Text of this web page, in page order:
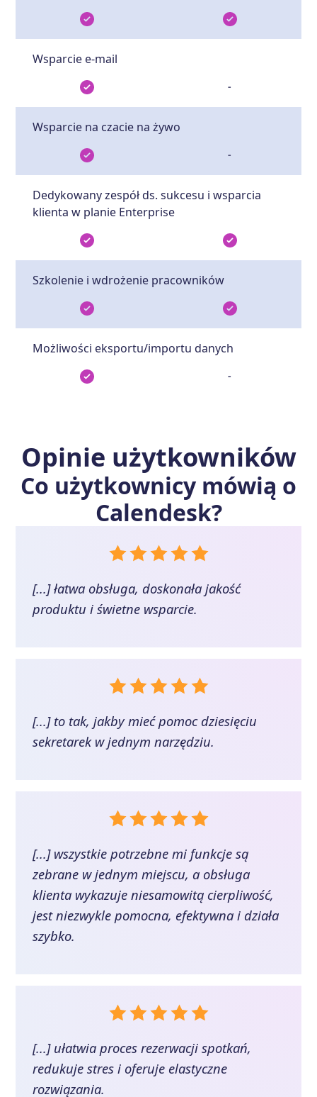
Wsparcie e-mail
-
Wsparcie na czacie na żywo
-
Dedykowany zespół ds. sukcesu i wsparcia
klienta w planie Enterprise
Szkolenie i wdrożenie pracowników
Możliwości eksportu/importu danych
-
Opinie użytkowników
Co użytkownicy mówią o
Calendesk?
[...] łatwa obsługa, doskonała jakość
produktu i świetne wsparcie.
[...] to tak, jakby mieć pomoc dziesięciu
sekretarek w jednym narzędziu.
[...] wszystkie potrzebne mi funkcje są
zebrane w jednym miejscu, a obsługa
klienta wykazuje niesamowitą cierpliwość,
jest niezwykle pomocna, efektywna i działa
szybko.
[...] ułatwia proces rezerwacji spotkań,
redukuje stres i oferuje elastyczne
rozwiązania.